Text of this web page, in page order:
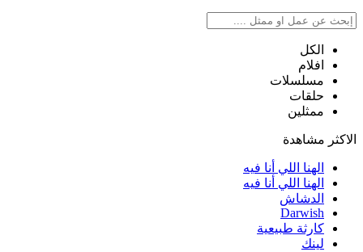
الكل
افلام
مسلسلات
حلقات
ممثلين
الاكثر مشاهدة
الهنا اللي أنا فيه
الهنا اللي أنا فيه
الدشاش
Darwish
كارثة طبيعية
لينك